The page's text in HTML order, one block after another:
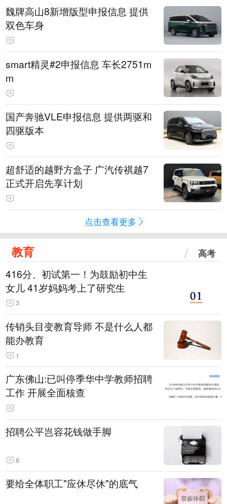
魏牌高山8新增版型申报信息 提供
双色车身
smart精灵#2申报信息 车长2751m
m
国产奔驰VLE申报信息 提供两驱和
四驱版本
超舒适的越野方盒子 广汽传祺越7
正式开启先享计划
点击查看更多
教育 高考
416分、初试第一！为鼓励初中生
女儿 41岁妈妈考上了研究生
3
传销头目变教育导师 不是什么人都
能办教育
1
广东佛山:已叫停季华中学教师招聘
工作 开展全面核查
招聘公平岂容花钱做手脚
8
要给全体职工"应休尽休"的底气